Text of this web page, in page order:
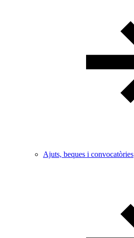
Ajuts, beques i convocatòries